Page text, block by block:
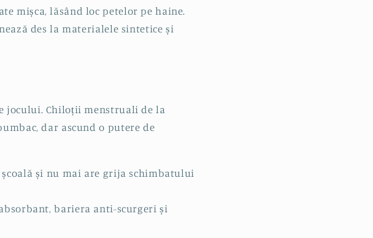
mișca, lăsând loc petelor pe haine.
des la materialele sintetice și
jocului. Chiloții menstruali de la
dar ascund o putere de
și nu mai are grija schimbatului
bariera anti-scurgeri și